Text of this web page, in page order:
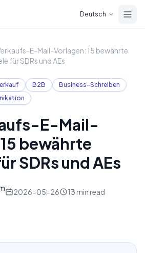
Deutsch
E-Mail-Vorlagen: 15 bewährte
für SDRs und AEs
B2B
Business-Schreiben
E-Mail-
bewährte
SDRs und AEs
2026-05-26 13 min read